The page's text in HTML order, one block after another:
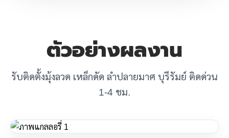
ตัวอย่างผลงาน
รับติดตั้งมุ้งลวด เหล็กดัด ลำปลายมาศ บุรีรัมย์ ติดด่วน
1-4 ชม.